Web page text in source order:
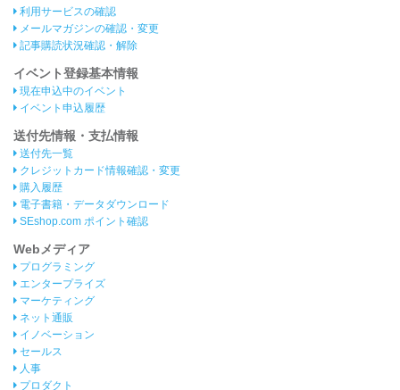
利用サービスの確認
メールマガジンの確認・変更
記事購読状況確認・解除
イベント登録基本情報
現在申込中のイベント
イベント申込履歴
送付先情報・支払情報
送付先一覧
クレジットカード情報確認・変更
購入履歴
電子書籍・データダウンロード
SEshop.com ポイント確認
Webメディア
プログラミング
エンタープライズ
マーケティング
ネット通販
イノベーション
セールス
人事
プロダクト